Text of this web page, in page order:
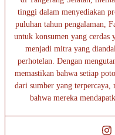
tinggi dalam menyediakan
puluhan tahun pengalaman,
untuk konsumen yang
menjadi mitra yang
perhotelan. Dengan
memastikan bahwa setiap
dari sumber yang terpercaya,
bahwa mereka